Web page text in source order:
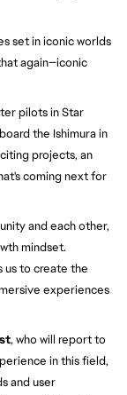
set in iconic worlds
again—iconic
pilots in Star
the Ishimura in
projects, an
coming next for
and each other,
mindset.
us to create the
experiences
, who will report to
in this field,
and user